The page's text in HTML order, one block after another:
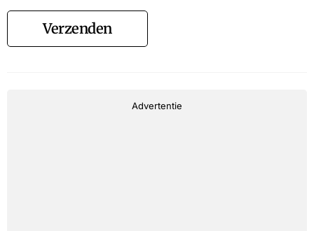
Verzenden
Advertentie